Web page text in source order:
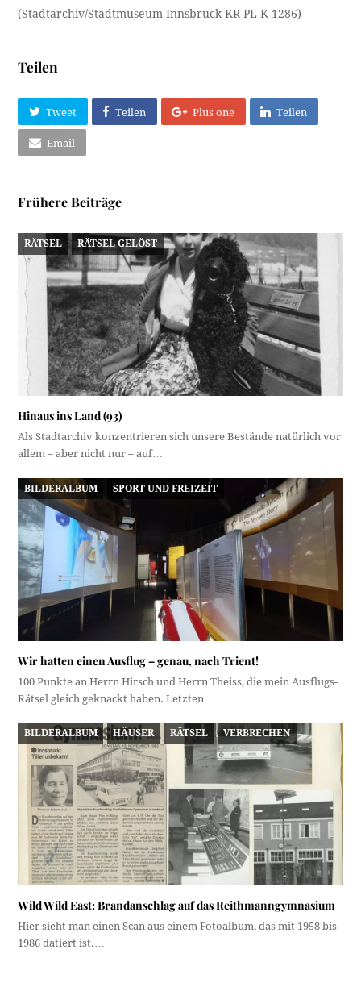
(Stadtarchiv/Stadtmuseum Innsbruck KR-PL-K-1286)
Teilen
Tweet Teilen Plus one Teilen
Email
Frühere Beiträge
RÄTSEL RÄTSEL GELÖST
Hinaus ins Land (93)
Als Stadtarchiv konzentrieren sich unsere Bestände natürlich vor
allem – aber nicht nur – auf…
BILDERALBUM SPORT UND FREIZEIT
Wir hatten einen Ausflug – genau, nach Trient!
100 Punkte an Herrn Hirsch und Herrn Theiss, die mein Ausflugs-
Rätsel gleich geknackt haben. Letzten…
BILDERALBUM HÄUSER RÄTSEL VERBRECHEN
Wild Wild East: Brandanschlag auf das Reithmanngymnasium
Hier sieht man einen Scan aus einem Fotoalbum, das mit 1958 bis
1986 datiert ist.…